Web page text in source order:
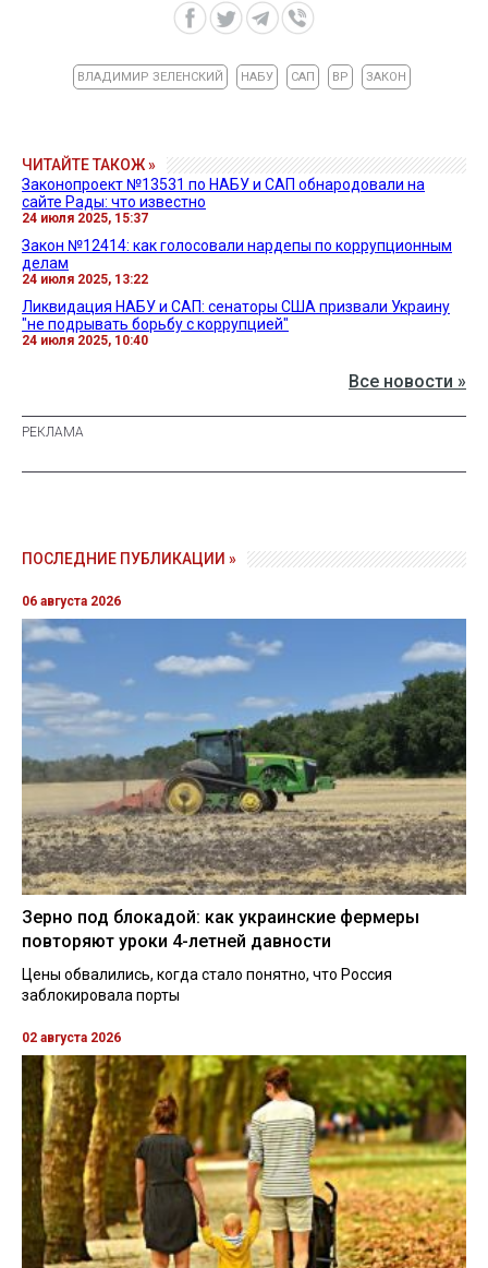
ВЛАДИМИР ЗЕЛЕНСКИЙ НАБУ САП ВР ЗАКОН
ЧИТАЙТЕ ТАКОЖ »
Законопроект №13531 по НАБУ и САП обнародовали на
сайте Рады: что известно
24 июля 2025, 15:37
Закон №12414: как голосовали нардепы по коррупционным
делам
24 июля 2025, 13:22
Ликвидация НАБУ и САП: сенаторы США призвали Украину
"не подрывать борьбу с коррупцией"
24 июля 2025, 10:40
Все новости »
ПОСЛЕДНИЕ ПУБЛИКАЦИИ »
06 августа 2026
Зерно под блокадой: как украинские фермеры
повторяют уроки 4-летней давности
Цены обвалились, когда стало понятно, что Россия
заблокировала порты
02 августа 2026